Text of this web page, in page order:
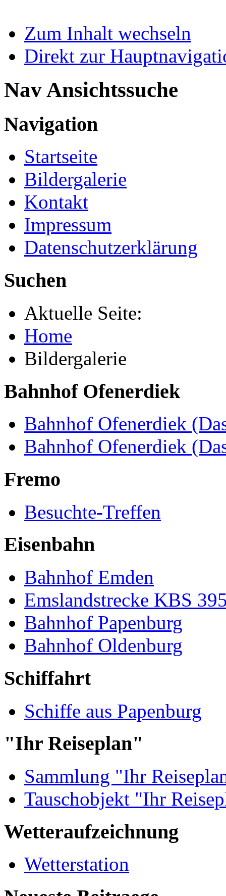
Zum Inhalt wechseln
Direkt zur
Nav Ansichtssuche
Navigation
Startseite
Bildergalerie
Kontakt
Impressum
Datenschutzerklärung
Suchen
Aktuelle Seite:
Home
Bildergalerie
Bahnhof Ofenerdiek
Bahnhof Ofenerdiek
Bahnhof Ofenerdiek
Fremo
Besuchte-Treffen
Eisenbahn
Bahnhof Emden
Emslandstrecke KBS
Bahnhof Papenburg
Bahnhof Oldenburg
Schiffahrt
Schiffe aus Papenburg
"Ihr Reiseplan"
Sammlung "Ihr
Tauschobjekt "Ihr
Wetteraufzeichnung
Wetterstation